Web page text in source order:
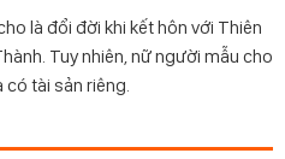
là đổi đời khi kết hôn với Thiên
Tuy nhiên, nữ người mẫu cho
có tài sản riêng.